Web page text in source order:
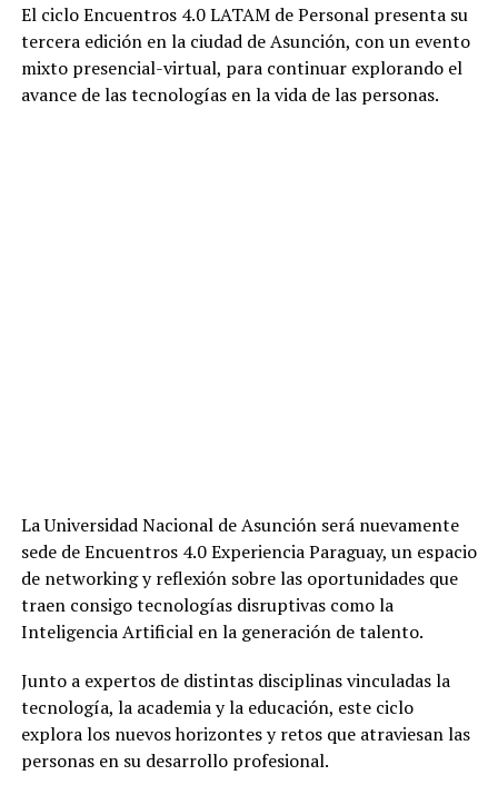
El ciclo Encuentros 4.0 LATAM de Personal presenta su
tercera edición en la ciudad de Asunción, con un evento
mixto presencial-virtual, para continuar explorando el
avance de las tecnologías en la vida de las personas.
La Universidad Nacional de Asunción será nuevamente
sede de Encuentros 4.0 Experiencia Paraguay, un espacio
de networking y reflexión sobre las oportunidades que
traen consigo tecnologías disruptivas como la
Inteligencia Artificial en la generación de talento.
Junto a expertos de distintas disciplinas vinculadas la
tecnología, la academia y la educación, este ciclo
explora los nuevos horizontes y retos que atraviesan las
personas en su desarrollo profesional.